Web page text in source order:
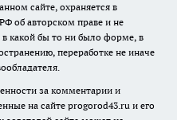
сайте, охраняется в
об авторском праве и не
какой бы то ни было форме, в
переработке не иначе
за комментарии и
на сайте progorod43.ru и его